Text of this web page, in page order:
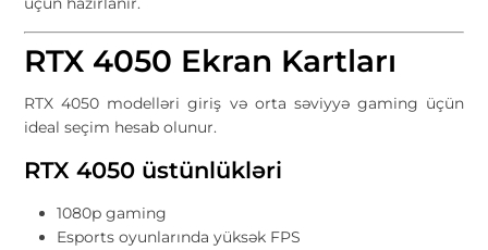
RTX 4050 Ekran Kartları
RTX 4050 modelləri giriş və orta səviyyə gaming üçün
ideal seçim hesab olunur.
RTX 4050 üstünlükləri
1080p gaming
Esports oyunlarında yüksək FPS